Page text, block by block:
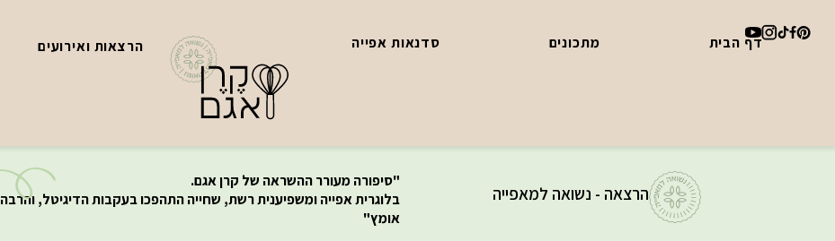
דף הבית מתכונים סדנאות אפייה הרצאות ואירועים
הרצאה - נשואה למאפייה
"סיפורה מעורר ההשראה של קרן אגם.
בלוגרית אפייה ומשפיענית רשת, שחייה התהפכו בעקבות הדיגיטל, והרבה
אומץ"